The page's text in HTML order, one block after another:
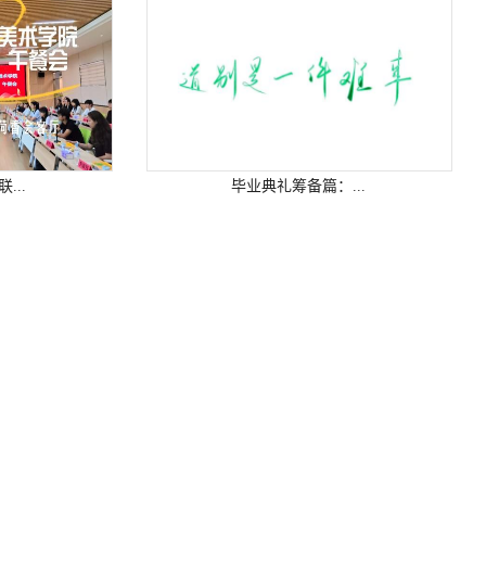
毕业典礼筹备篇：...